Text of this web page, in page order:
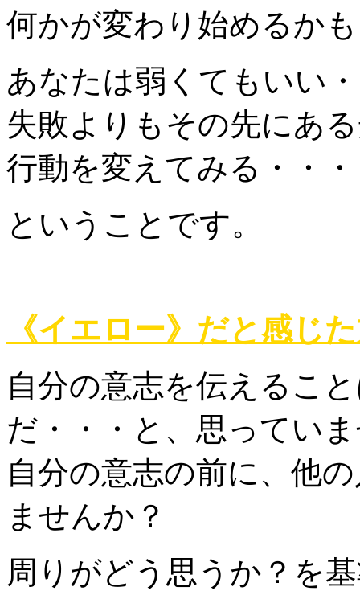
何かが変わり始めるか
あなたは弱くてもいい
失敗よりもその先にあ
行動を変えてみる・・・
ということです。
《イエロー》だと感じ
自分の意志を伝えるこ
だ・・・と、思ってい
自分の意志の前に、他
ませんか？
周りがどう思うか？を